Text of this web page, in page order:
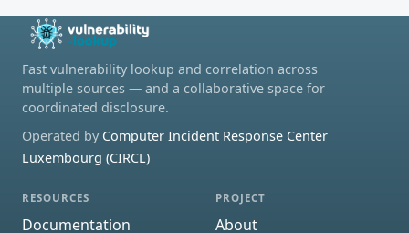
Fast vulnerability lookup and correlation across
multiple sources — and a collaborative space for
coordinated disclosure.
Operated by Computer Incident Response Center
Luxembourg (CIRCL)
RESOURCES
Documentation
PROJECT
About